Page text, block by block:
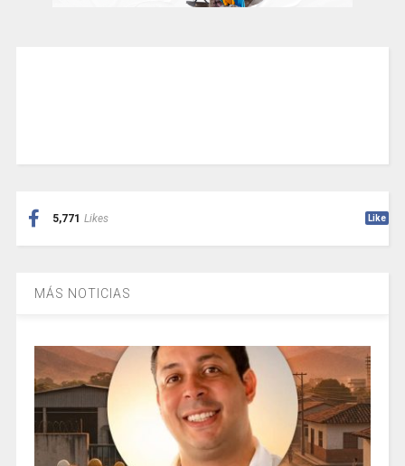
5,771 Likes Like
MÁS NOTICIAS